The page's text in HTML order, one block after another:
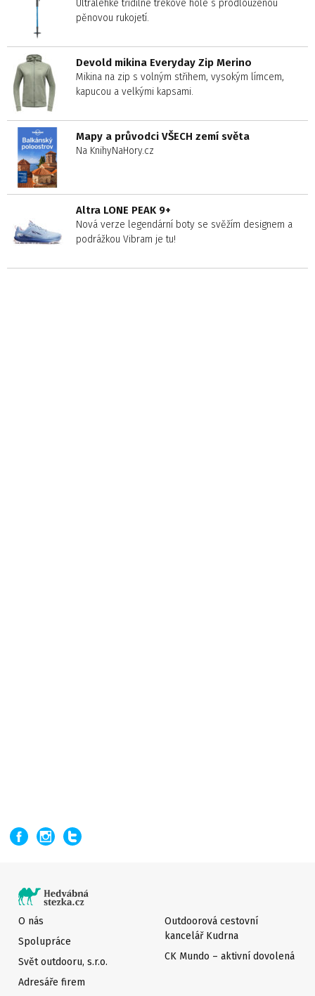
Ultralehké třídílné trekové hole s prodlouženou
pěnovou rukojetí.
Devold mikina Everyday Zip Merino
Mikina na zip s volným střihem, vysokým límcem,
kapucou a velkými kapsami.
Mapy a průvodci VŠECH zemí světa
Na KnihyNaHory.cz
Altra LONE PEAK 9+
Nová verze legendární boty se svěžím designem a
podrážkou Vibram je tu!
O nás
Spolupráce
Svět outdooru, s.r.o.
Adresáře firem
Outdoorová cestovní
kancelář Kudrna
CK Mundo – aktivní dovolená